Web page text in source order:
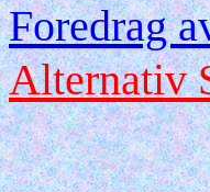
Foredrag
Alternativ